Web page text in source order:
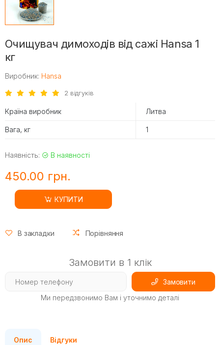
Очищувач димоходів від сажі Hansa 1
кг
Виробник: Hansa
2 відгуків
Країна виробник Литва
Вага, кг 1
Наявність: В наявності
450.00 грн.
КУПИТИ
В закладки Порівняння
Замовити в 1 клік
Замовити
Ми передзвонимо Вам і уточнимо деталі
Опис Відгуки